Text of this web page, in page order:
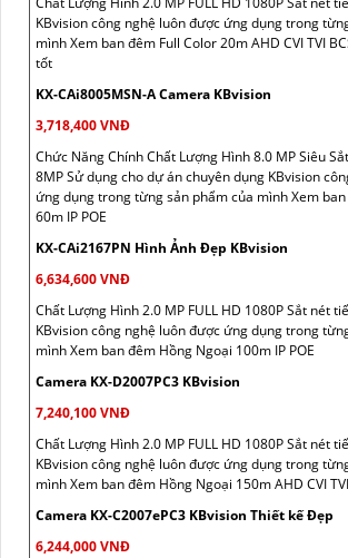
KBvision công nghệ luôn được ứng dụng trong
mình Xem ban đêm Full Color 20m AHD CVI TVI
tốt
KX-CAi8005MSN-A Camera KBvision
3,718,400 VNĐ
Chức Năng Chính Chất Lượng Hình 8.0 MP Siêu
8MP Sử dụng cho dự án chuyên dụng KBvision
ứng dụng trong từng sản phẩm của mình Xem
60m IP POE
KX-CAi2167PN Hình Ảnh Đẹp KBvision
6,634,600 VNĐ
Chất Lượng Hình 2.0 MP FULL HD 1080P Sắt nét
KBvision công nghệ luôn được ứng dụng trong
mình Xem ban đêm Hồng Ngoại 100m IP POE
Camera KX-D2007PC3 KBvision
7,240,100 VNĐ
Chất Lượng Hình 2.0 MP FULL HD 1080P Sắt nét
KBvision công nghệ luôn được ứng dụng trong
mình Xem ban đêm Hồng Ngoại 150m AHD CVI
Camera KX-C2007ePC3 KBvision Thiết kế Đẹp
6,244,000 VNĐ